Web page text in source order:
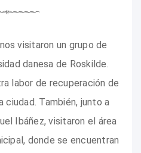
visitaron un grupo de
danesa de Roskilde.
labor de recuperación de
ciudad. También, junto a
Ibáñez, visitaron el área
donde se encuentran